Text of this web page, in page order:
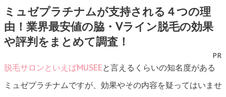
ミュゼプラチナムが支持される４つの理
由！業界最安値の脇・Vライン脱毛の効果
や評判をまとめて調査！
PR
脱毛サロンといえばMUSEEと言えるくらいの知名度がある
ミュゼプラチナムですが、効果やその内容を疑ってはいませ